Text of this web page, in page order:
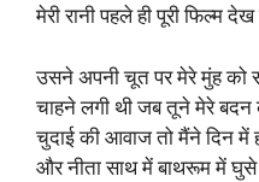
मेरी रानी पहले ही पूरी फिल्म
उसने अपनी चूत पर मेरे मुंह को
चाहने लगी थी जब तूने मेरे
चुदाई की आवाज तो मैंने दिन में
और नीता साथ में बाथरूम में घुसे